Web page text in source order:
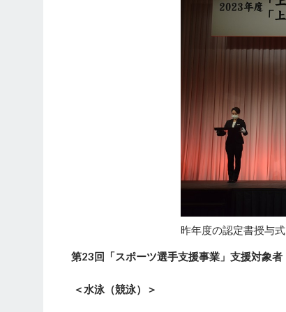
昨年度の認定書授与式
第23回「スポーツ選手支援事業」支援対象者
＜水泳（競泳）＞